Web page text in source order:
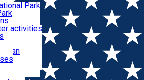
Park
activities